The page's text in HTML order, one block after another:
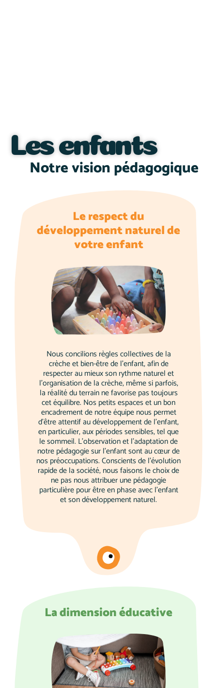
Les enfants
Notre vision pédagogique
Le respect du
développement naturel de
votre enfant
Nous concilions règles collectives de la
crèche et bien-être de l'enfant, afin de
respecter au mieux son rythme naturel et
l'organisation de la crèche, même si parfois,
la réalité du terrain ne favorise pas toujours
cet équilibre. Nos petits espaces et un bon
encadrement de notre équipe nous permet
d'être attentif au développement de l'enfant,
en particulier, aux périodes sensibles, tel que
le sommeil. L'observation et l'adaptation de
notre pédagogie sur l'enfant sont au cœur de
nos préoccupations. Conscients de l'évolution
rapide de la société, nous faisons le choix de
ne pas nous attribuer une pédagogie
particulière pour être en phase avec l'enfant
et son développement naturel.
La dimension éducative